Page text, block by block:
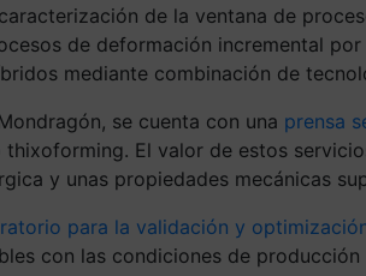
de la ventana de
de deformación incremental
mediante combinación de
se cuenta con una prensa
El valor de estos
y unas propiedades mecánicas
para la validación y
con las condiciones de